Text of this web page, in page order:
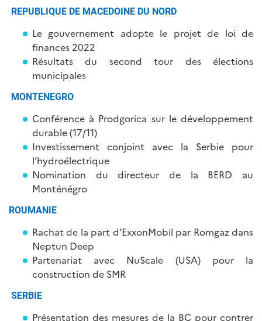
REPUBLIQUE DE MACEDOINE DU NORD
Le gouvernement adopte le projet de loi de
finances 2022
Résultats du second tour des élections
municipales
MONTENEGRO
Conférence à Prodgorica sur le développement
durable (17/11)
Investissement conjoint avec la Serbie pour
l’hydroélectrique
Nomination du directeur de la BERD au
Monténégro
ROUMANIE
Rachat de la part d’ExxonMobil par Romgaz dans
Neptun Deep
Partenariat avec NuScale (USA) pour la
construction de SMR
SERBIE
Présentation des mesures de la BC pour contrer